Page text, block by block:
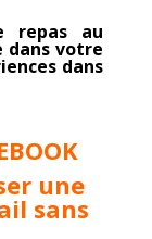
repas au
dans votre
dans
une
sans